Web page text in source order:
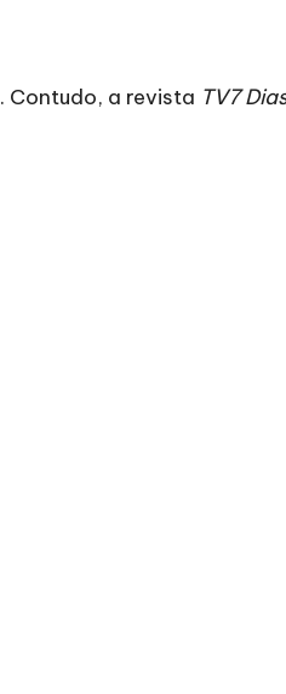
. Contudo, a revista TV7